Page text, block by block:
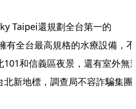
Taipei還規劃全台第一的
有全台最高規格的水療設備，不
101和信義區夜景，還有室外無
北新地標，調查局不容詐騙集團